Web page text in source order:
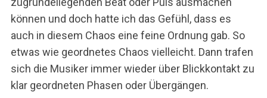
können und doch hatte ich das Gefühl, dass es
auch in diesem Chaos eine feine Ordnung gab. So
etwas wie geordnetes Chaos vielleicht. Dann trafen
sich die Musiker immer wieder über Blickkontakt zu
klar geordneten Phasen oder Übergängen.
S
a